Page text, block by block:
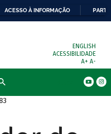
ACESSO À INFORMAÇÃO
ENGLISH
ACESSIBILIDADE
A+ A-